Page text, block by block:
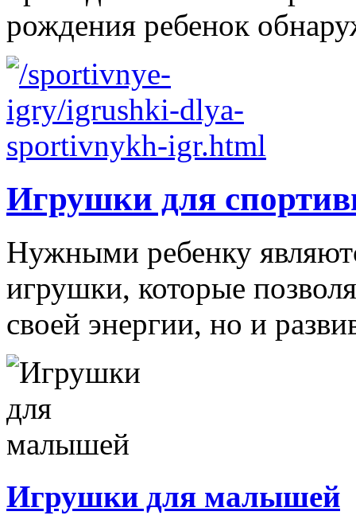
рождения ребенок
Игрушки для
Нужными ребенку
игрушки, которые
своей энергии, но и
Игрушки для малышей